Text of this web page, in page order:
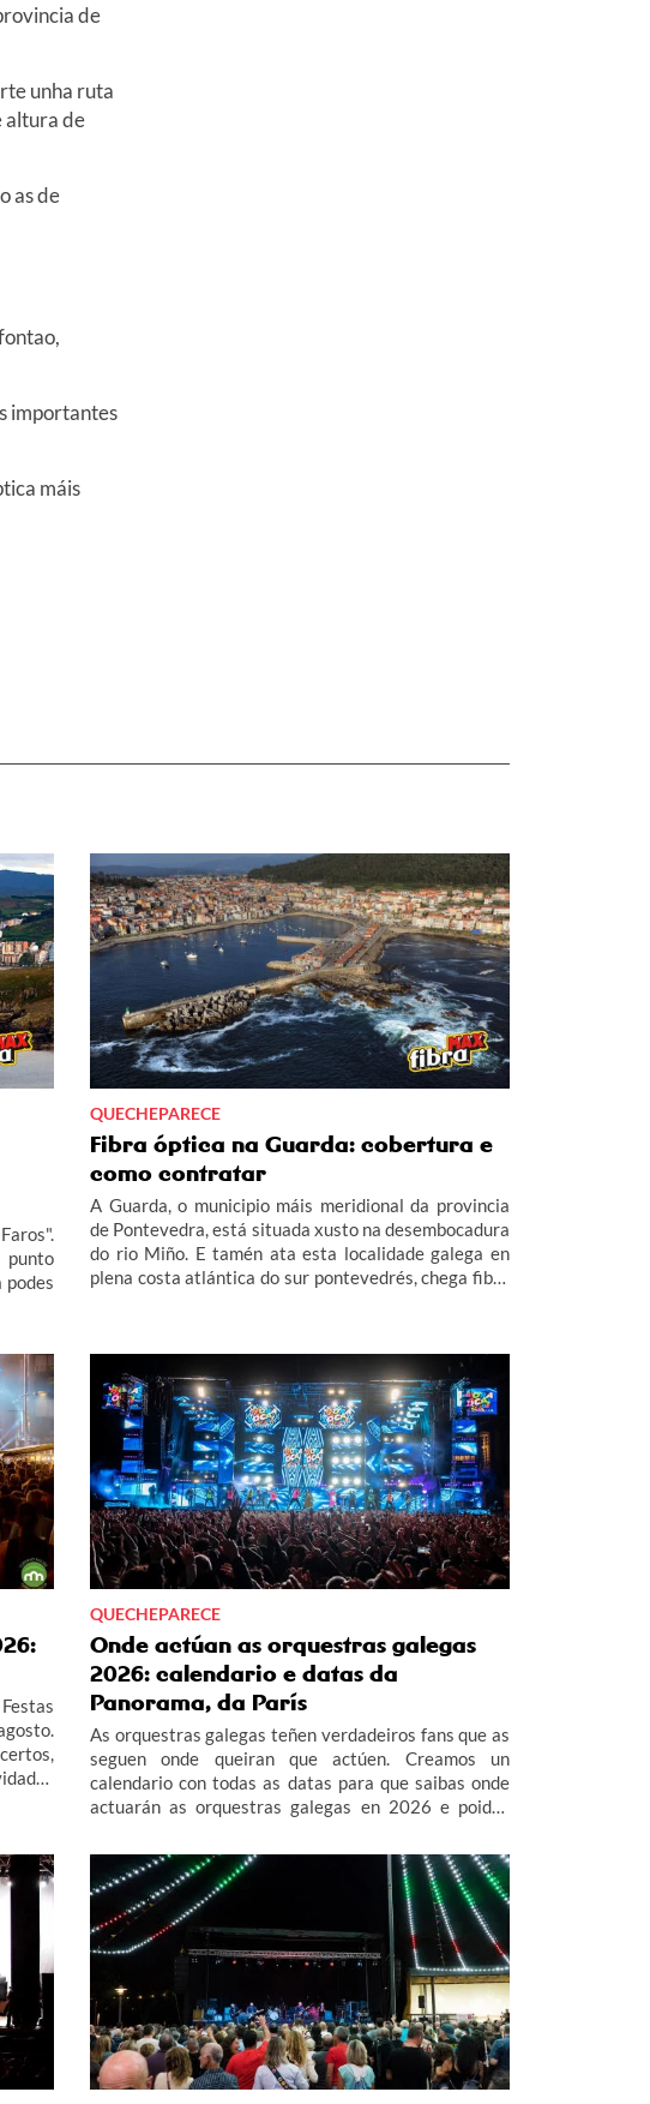
de
unha ruta
altura de
as de
importantes
máis
punto
QUECHEPARECE
Fibra óptica na Guarda: cobertura e
como contratar
A Guarda, o municipio máis meridional da provincia
de Pontevedra, está situada xusto na desembocadura
do rio Miño. E tamén ata esta localidade galega en
plena costa atlántica do sur pontevedrés, chega fibra
QUECHEPARECE
Onde actúan as orquestras galegas
2026: calendario e datas da
Panorama, da París
As orquestras galegas teñen verdadeiros fans que as
seguen onde queiran que actúen. Creamos un
calendario con todas as datas para que saibas onde
actuarán as orquestras galegas en 2026 e poidas
París de Noia, Combo Dominicano e Los Satélites.